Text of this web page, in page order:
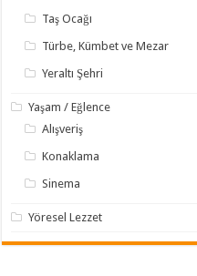
Taş Ocağı
Türbe, Kümbet ve Mezar
Yeraltı Şehri
Yaşam / Eğlence
Alışveriş
Konaklama
Sinema
Yöresel Lezzet